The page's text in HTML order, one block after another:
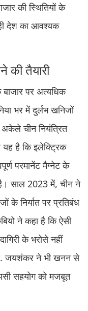
की स्थितियों के
देश का आवश्यक
की तैयारी
पर अत्यधिक
भर में दुर्लभ खनिजों
अकेले चीन नियंत्रित
है कि इलेक्ट्रिक
परमानेंट मैग्नेट के
है। साल 2023 में, चीन ने
के निर्यात पर प्रतिबंध
ने कहा है कि ऐसी
के भरोसे नहीं
जयशंकर ने भी खनन से
सहयोग को मजबूत